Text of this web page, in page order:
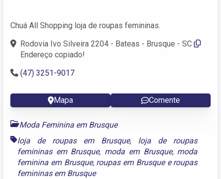
Chuá All Shopping loja de roupas femininas.
Rodovia Ivo Silveira 2204 - Bateas - Brusque - SC
Endereço copiado!
(47) 3251-9017
Mapa Comente
Moda Feminina em Brusque
loja de roupas em Brusque, loja de roupas
femininas em Brusque, moda em Brusque, moda
feminina em Brusque, roupas em Brusqueeroupas
femininas em Brusque